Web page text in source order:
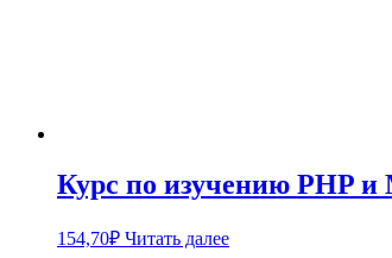
Курс по изучению PHP
154,70₽ Читать далее